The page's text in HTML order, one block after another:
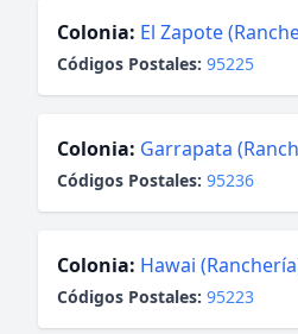
Colonia: El Zapote
Códigos Postales: 95225
Colonia: Garrapata
Códigos Postales: 95236
Colonia: Hawai
Códigos Postales: 95223